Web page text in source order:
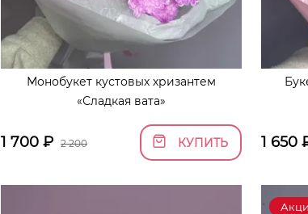
Монобукет кустовых хризантем
«Сладкая вата»
1 700 ₽ 2 200 КУПИТЬ 1 650